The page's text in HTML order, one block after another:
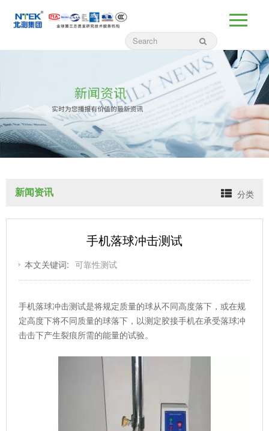
新闻资讯 分类
手机落球冲击测试
本文关键词: 可靠性测试
手机落球冲击测试是将规定质量的球从不同高度落下，或在规
定高度下将不同质量的球落下，以测定胶接手机在承受落球冲
击击下产生裂痕所需的能量的试验。